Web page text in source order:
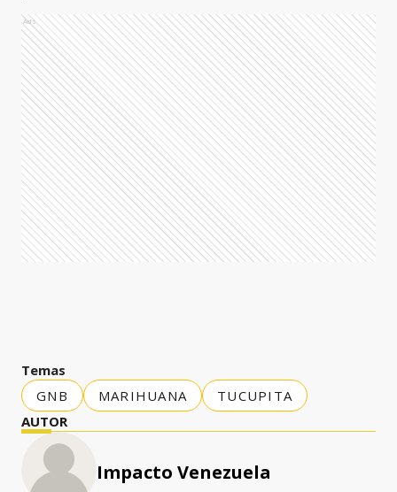
Ads
Temas
GNB
MARIHUANA
TUCUPITA
AUTOR
Impacto Venezuela